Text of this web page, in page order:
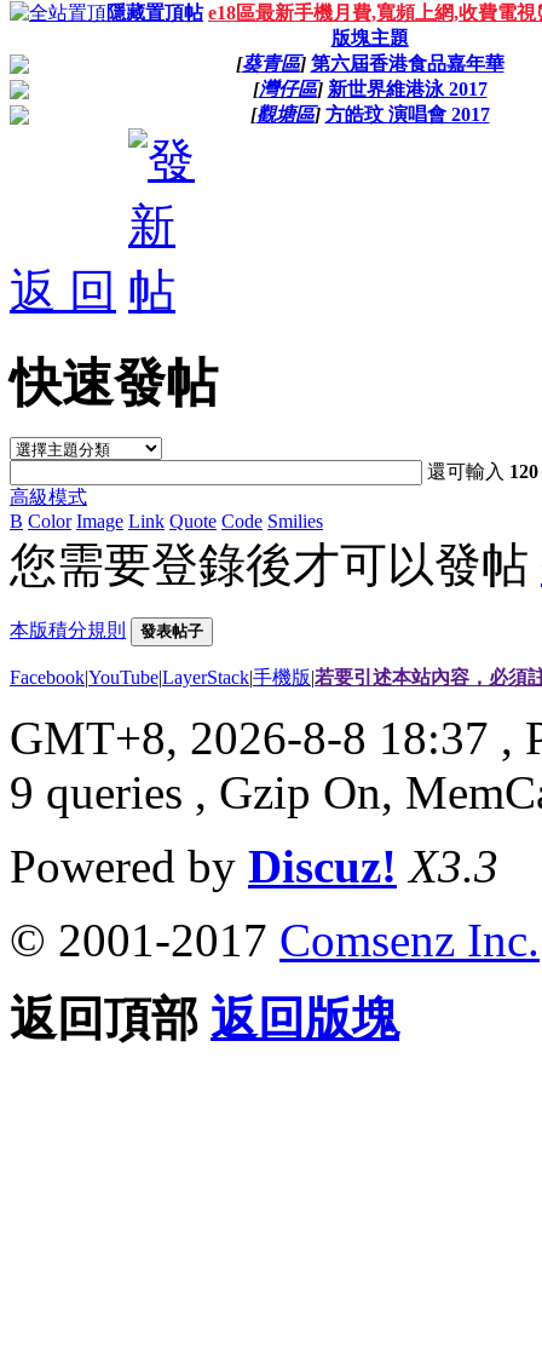
隱藏置頂帖 e18區最新手機月費,寬頻上網,收費電
版塊主題
[葵青區] 第六屆香港食品嘉年華
[灣仔區] 新世界維港泳 2017
[觀塘區] 方皓玟 演唱會 2017
返 回
快速發帖
還可輸入 120
高級模式
B Color Image Link Quote Code Smilies
您需要登錄後才可以發帖
本版積分規則 發表帖子
Facebook|YouTube|LayerStack|手機版|若要引述本站內容，必須
GMT+8, 2026-8-8 18:37 ,
9 queries , Gzip On,
Powered by Discuz! X3.3
© 2001-2017 Comsenz Inc.
返回頂部 返回版塊